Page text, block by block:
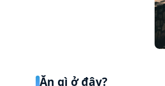
Ăn gì ở đây?